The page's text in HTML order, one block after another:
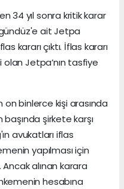
34 yıl sonra kritik karar
ait Jetpa
kararı çıktı. İflas kararı
olan Jetpa’nın tasfiye
binlerce kişi arasında
başında şirkete karşı
avukatları iflas
yapılması için
alınan karara
hesabına